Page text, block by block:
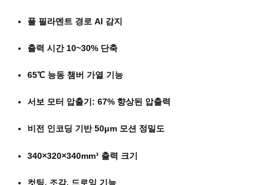
풀 필라멘트 경로 AI 감지
출력 시간 10~30% 단축
65℃ 능동 챔버 가열 기능
서보 모터 압출기: 67% 향상된 압출력
비전 인코딩 기반 50μm 모션 정밀도
340×320×340mm³ 출력 크기
컷팅, 조각, 드로잉 기능